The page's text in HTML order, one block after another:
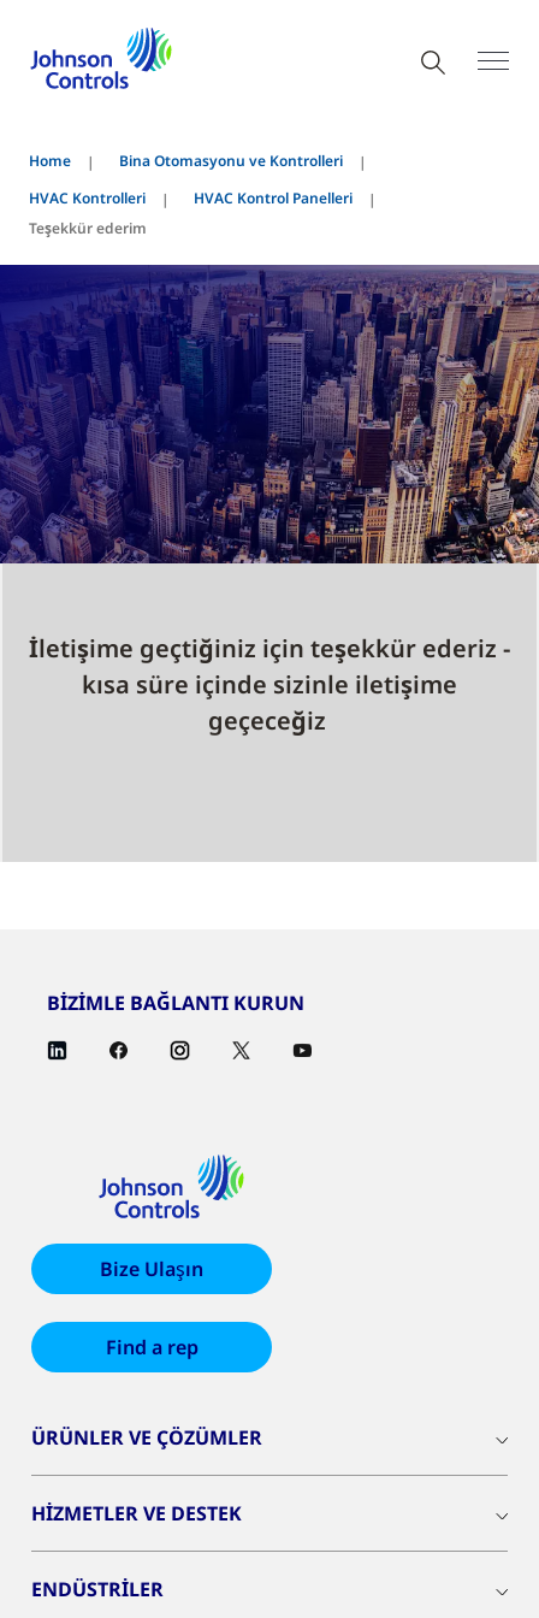
Home
Bina Otomasyonu ve Kontrolleri
HVAC Kontrolleri
HVAC Kontrol Panelleri
Teşekkür ederim
İletişime geçtiğiniz için teşekkür ederiz -
kısa süre içinde sizinle iletişime
geçeceğiz
BİZİMLE BAĞLANTI KURUN
Bize Ulaşın
Find a rep
ÜRÜNLER VE ÇÖZÜMLER
HİZMETLER VE DESTEK
ENDÜSTRİLER